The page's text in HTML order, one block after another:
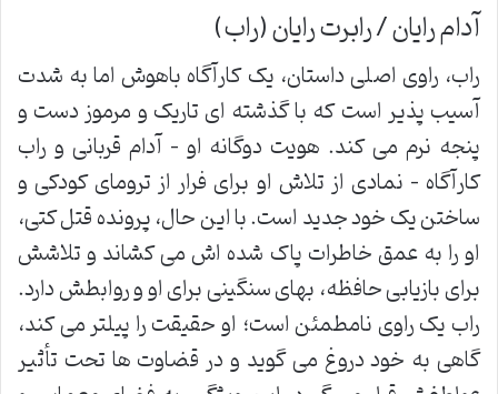
آدام رایان / رابرت رایان (راب)
راب، راوی اصلی داستان، یک کارآگاه باهوش اما به شدت
آسیب پذیر است که با گذشته ای تاریک و مرموز دست و
پنجه نرم می کند. هویت دوگانه او – آدام قربانی و راب
کارآگاه – نمادی از تلاش او برای فرار از ترومای کودکی و
ساختن یک خود جدید است. با این حال، پرونده قتل کتی،
او را به عمق خاطرات پاک شده اش می کشاند و تلاشش
برای بازیابی حافظه، بهای سنگینی برای او و روابطش دارد.
راب یک راوی نامطمئن است؛ او حقیقت را پیلتر می کند،
گاهی به خود دروغ می گوید و در قضاوت ها تحت تأثیر